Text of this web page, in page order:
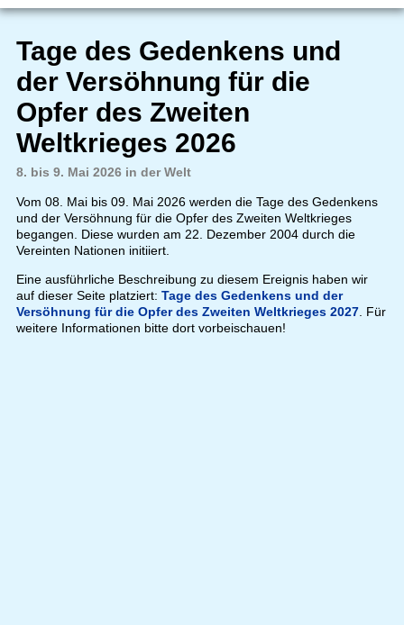
Tage des Gedenkens und
der Versöhnung für die
Opfer des Zweiten
Weltkrieges 2026
8. bis 9. Mai 2026 in der Welt
Vom 08. Mai bis 09. Mai 2026 werden die Tage des Gedenkens
und der Versöhnung für die Opfer des Zweiten Weltkrieges
begangen. Diese wurden am 22. Dezember 2004 durch die
Vereinten Nationen initiiert.
Eine ausführliche Beschreibung zu diesem Ereignis haben wir
auf dieser Seite platziert: Tage des Gedenkens und der
Versöhnung für die Opfer des Zweiten Weltkrieges 2027. Für
weitere Informationen bitte dort vorbeischauen!